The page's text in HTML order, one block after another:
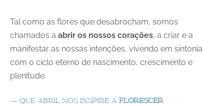
Tal como as flores que desabrocham, somos
chamados a abrir os nossos corações, a criar e a
manifestar as nossas intenções, vivendo em sintonia
com o ciclo eterno de nascimento, crescimento e
plenitude.
— QUE ABRIL NOS INSPIRE A FLORESCER